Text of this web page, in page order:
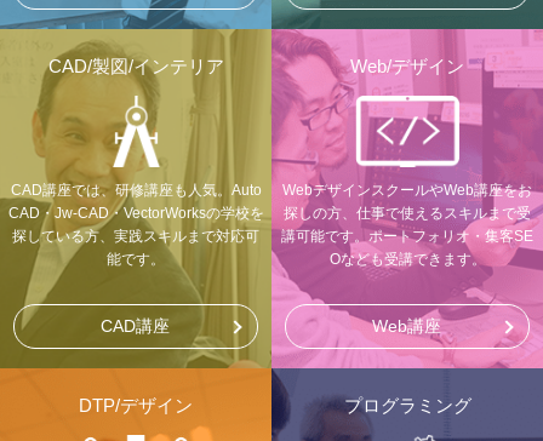
CAD/製図/インテリア
CAD講座では、研修講座も人気。Auto
CAD・Jw-CAD・VectorWorksの学校を
探している方、実践スキルまで対応可
能です。
CAD講座
Web/デザイン
WebデザインスクールやWeb講座をお
探しの方、仕事で使えるスキルまで受
講可能です。ポートフォリオ・集客SE
Oなども受講できます。
Web講座
DTP/デザイン プログラミング